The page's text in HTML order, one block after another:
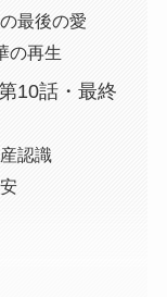
最後の愛
の再生
10話・最終
認識